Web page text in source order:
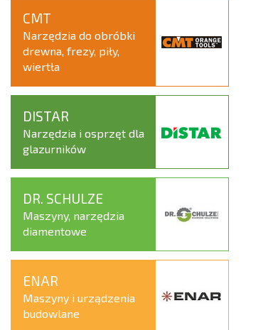
CMT
Narzędzia do obróbki
drewna, frezy, piły,
wiertła
DISTAR
Narzędzia i osprzęt dla
glazurników
DR. SCHULZE
Maszyny, narzędzia
diamentowe
ENAR
Maszyny i urządzenia
budowlane